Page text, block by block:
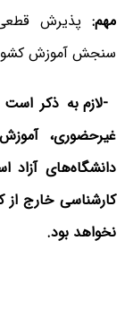
مهم: پذیرش
سنجش آموزش
-لازم به ذکر
غیرحضوری،
دانشگاه­‌های آزاد
کارشناسی خارج از
نخواهد بود.